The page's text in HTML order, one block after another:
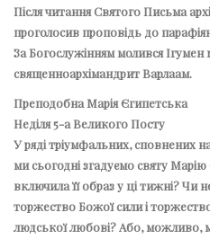
Після читання Святого Письма
проголосив проповідь до
За Богослужінням молився Ігумен
священноархімандрит Варлаам.
Преподобна Марія Єгипетська
Неділя 5-а Великого Посту
У ряді тріумфальних, сповнених
ми сьогодні згадуємо святу
включила її образ у ці тижні? Чи
торжество Божої сили і
людської любові? Або, можливо,